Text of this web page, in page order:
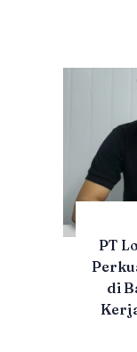
PT
di